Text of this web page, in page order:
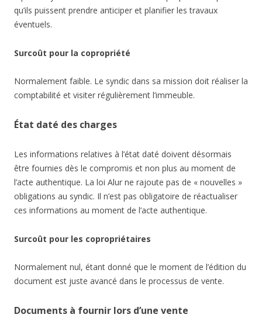
qu’ils puissent prendre anticiper et planifier les travaux
éventuels.
Surcoût pour la copropriété
Normalement faible. Le syndic dans sa mission doit réaliser la
comptabilité et visiter régulièrement l’immeuble.
État daté des charges
Les informations relatives à l’état daté doivent désormais
être fournies dès le compromis et non plus au moment de
l’acte authentique. La loi Alur ne rajoute pas de « nouvelles »
obligations au syndic. Il n’est pas obligatoire de réactualiser
ces informations au moment de l’acte authentique.
Surcoût pour les copropriétaires
Normalement nul, étant donné que le moment de l’édition du
document est juste avancé dans le processus de vente.
Documents à fournir lors d’une vente